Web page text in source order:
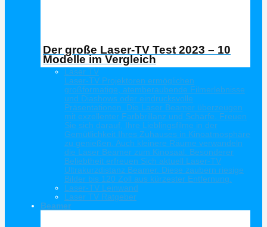
Der große Laser-TV Test 2023 – 10
Modelle im Vergleich
Laser TV
Laser-TV Projektoren ermöglichen
großformatige, atemberaubende Filmerlebnisse
und Diashows oder eindrucksvolle
Präsentationen. Die Laser Beamer überzeugen
mit exzellenter Farbbrillanz und Schärfe. Freuen
Sie sich darauf, Ihre Lieblingsfilme in der
Gemütlichkeit Ihres Zuhauses in Kinoatmosphäre
zu genießen. Auch kleinere Räume verwandeln
die Laser Beamer zum Kinosaal. Besonderer
Beliebtheit erfreuen Sich aktuell Laser-TV
Ultrakurzdistanz Beamer. Diese zaubern riesige
Bilder bis 120 Zoll aus kürzester Entfernung.
Laser-TV Leinwand
Laser TV Ratgeber
Beamer